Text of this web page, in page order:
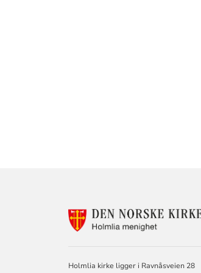
Holmlia kirke ligger i Ravnåsveien 28